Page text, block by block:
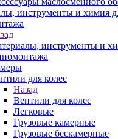
инструменты и химия
инструменты и
для колес
Назад
Вентили для колес
Легковые
Грузовые камерные
Грузовые бескамерные